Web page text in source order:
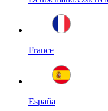
France
España